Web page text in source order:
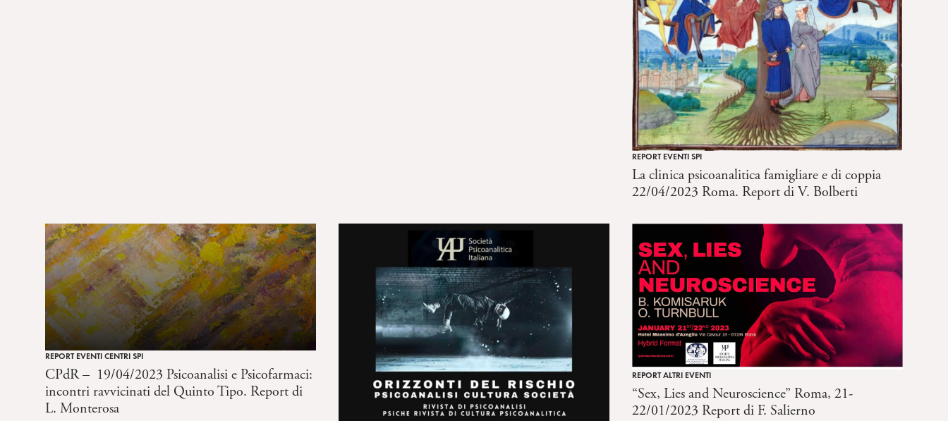
REPORT EVENTI SPI
La clinica psicoanalitica famigliare e di coppia
22/04/2023 Roma. Report di V. Bolberti
REPORT EVENTI CENTRI SPI
CPdR – 19/04/2023 Psicoanalisi e Psicofarmaci:
incontri ravvicinati del Quinto Tipo. Report di
L. Monterosa
REPORT ALTRI EVENTI
“Sex, Lies and Neuroscience” Roma, 21-
22/01/2023 Report di F. Salierno